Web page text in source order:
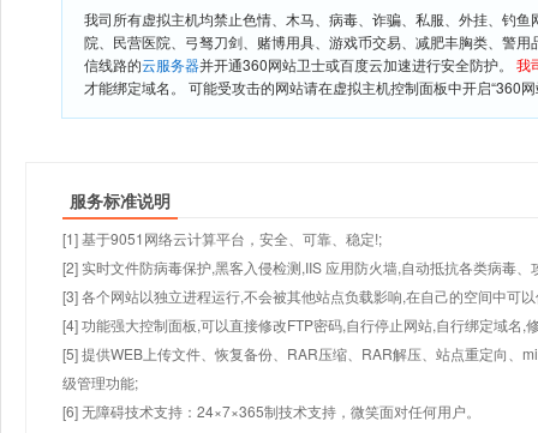
我司所有虚拟主机均禁止色情、木马、病毒、诈骗、私服、外挂、钓
院、民营医院、弓驽刀剑、赌博用具、游戏币交易、减肥丰胸类、警
信线路的云服务器并开通360网站卫士或百度云加速进行安全防护。 我
才能绑定域名。 可能受攻击的网站请在虚拟主机控制面板中开启“360
服务标准说明
[1] 基于9051网络云计算平台，安全、可靠、稳定!;
[2] 实时文件防病毒保护,黑客入侵检测,IIS 应用防火墙,自动抵抗各类病毒、
[3] 各个网站以独立进程运行,不会被其他站点负载影响,在自己的空间中可
[4] 功能强大控制面板,可以直接修改FTP密码,自行停止网站,自行绑定域名,
[5] 提供WEB上传文件、恢复备份、RAR压缩、RAR解压、站点重定向、
级管理功能;
[6] 无障碍技术支持：24×7×365制技术支持，微笑面对任何用户。